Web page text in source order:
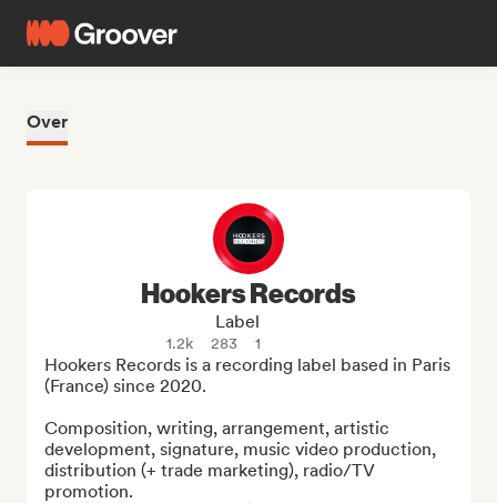
Over
Hookers Records
Label
1.2k 283 1
Hookers Records is a recording label based in Paris
(France) since 2020.
Composition, writing, arrangement, artistic
development, signature, music video production,
distribution (+ trade marketing), radio/TV
promotion.